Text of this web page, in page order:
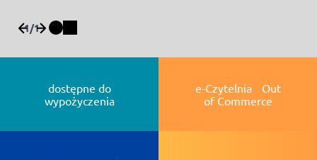
1/1
dostępne do
wypożyczenia
e-Czytelnia Out
of Commerce